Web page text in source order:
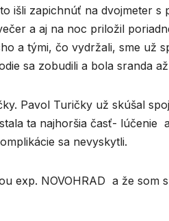
išli zapichnúť na dvojmeter s
a aj na noc priložil
a tými, čo vydržali, sme už
sa zobudili a bola sranda
Pavol Turičky už skúšal
ta najhoršia časť- lúčenie
sa nevyskytli.
exp. NOVOHRAD a že som